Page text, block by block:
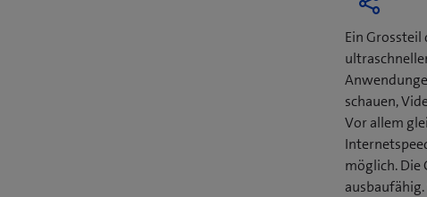
Ein
schauen,
Vor allem
möglich. Die